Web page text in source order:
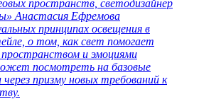
пространств, светодизайнер
Анастасия Ефремова
принципах освещения в
о том, как свет помогает
и эмоциями
посмотреть на базовые
призму новых требований к